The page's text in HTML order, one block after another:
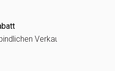
Verkaufspreis